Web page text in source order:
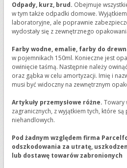
Odpady, kurz, brud. Obejmuje
w tym także odpadki domowe.
laboratoryjne, ale poprawnie
wydostały się z zewnętrznego
Farby wodne, emalie, farby do
w pojemnikach 150ml. Konieczne jest
owinięcie taśmą. Następnie należy
oraz gąbka w celu amortyzacji. Imię i
musi być widoczny na zewnętrznym
Artykuły przemysłowe różne. Towary
zagranicznych, z wyjątkiem tych, które
niehandlowych.
Pod żadnym względem firma
odszkodowania za utratę,
lub dostawę towarów zabronionych